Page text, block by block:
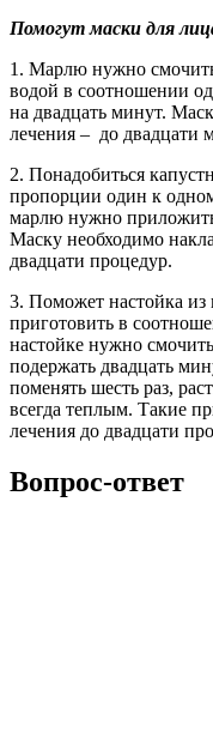
Помогут маски для
1. Марлю нужно
водой в соотношении
на двадцать минут.
лечения – до двадцати
2. Понадобиться
пропорции один к
марлю нужно
Маску необходимо
двадцати процедур.
3. Поможет настойка
приготовить в
настойке нужно
подержать двадцать
поменять шесть раз,
всегда теплым. Такие
лечения до двадцати
Вопрос-ответ